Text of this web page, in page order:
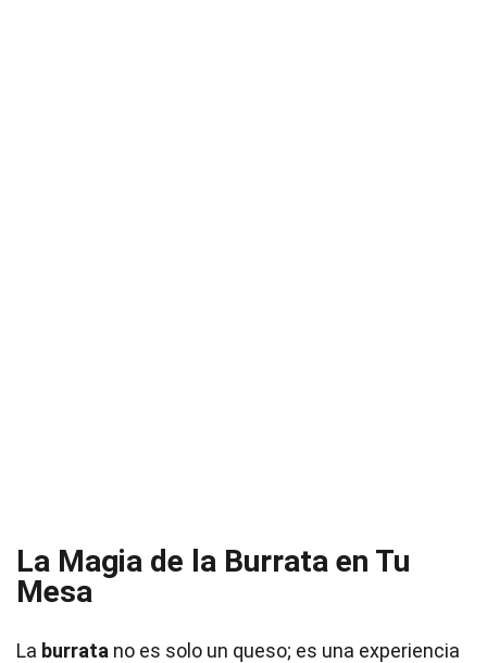
La Magia de la Burrata en Tu
Mesa
La burrata no es solo un queso; es una experiencia